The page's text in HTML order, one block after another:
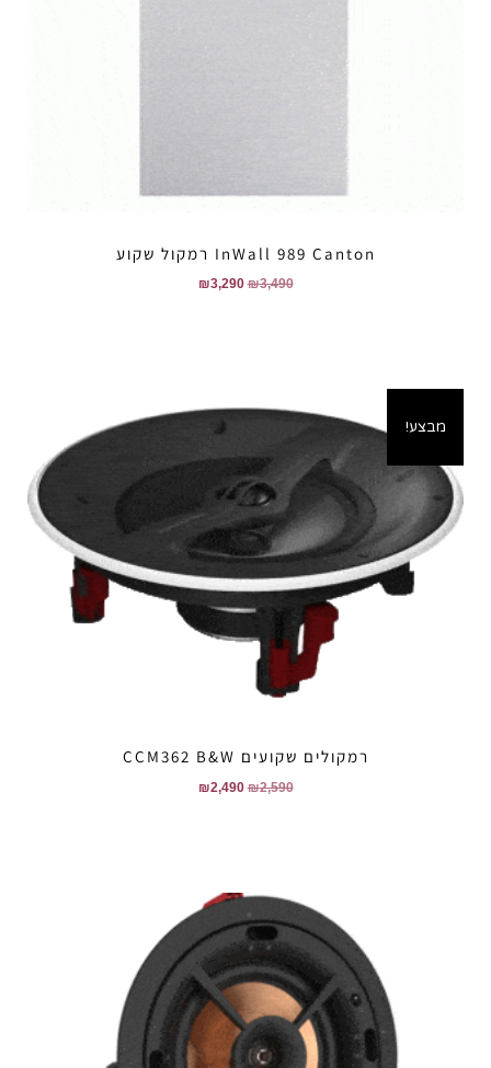
InWall 989 Canton רמקול שקוע
₪3,490
₪3,290
מבצע!
רמקולים שקועים CCM362 B&W
₪2,590
₪2,490